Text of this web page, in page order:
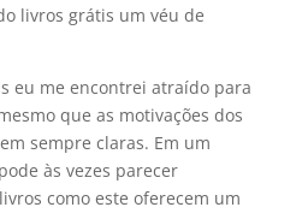
livros grátis um véu de
eu me encontrei atraído para
que as motivações dos
sempre claras. Em um
às vezes parecer
como este oferecem um